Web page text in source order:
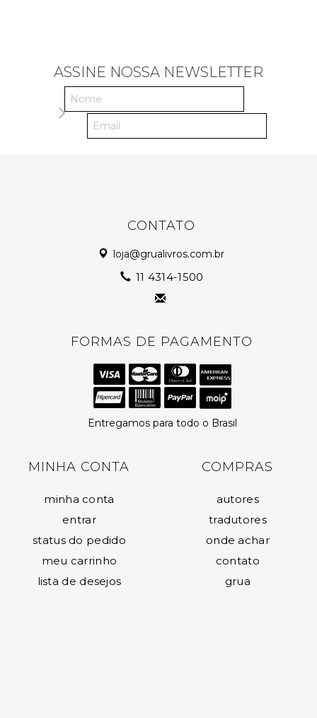
ASSINE NOSSA NEWSLETTER
CONTATO
loja@grualivros.com.br
11 4314-1500
FORMAS DE PAGAMENTO
Entregamos para todo o Brasil
MINHA CONTA
minha conta
entrar
status do pedido
meu carrinho
lista de desejos
COMPRAS
autores
tradutores
onde achar
contato
grua